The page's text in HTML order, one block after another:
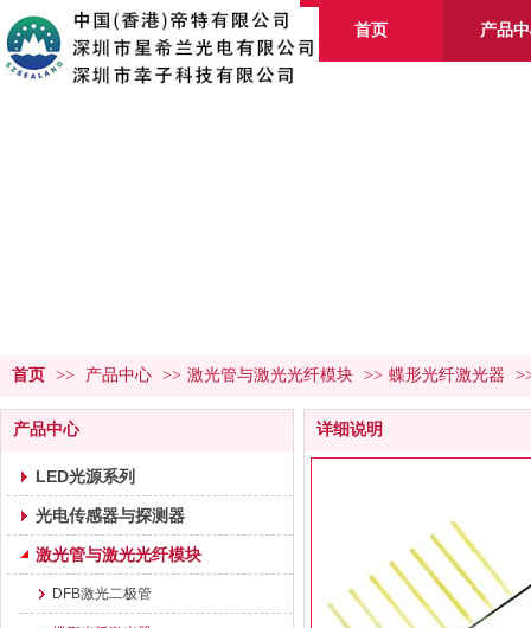
首页 产品
首页 >> 产品中心 >> 激光管与激光光纤模块 >> 蝶形光纤激光器
产品中心
LED光源系列
光电传感器与探测器
激光管与激光光纤模块
DFB激光二极管
详细说明